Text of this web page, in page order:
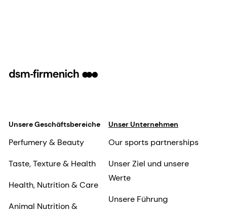
Unsere Geschäftsbereiche
Perfumery & Beauty
Taste, Texture & Health
Health, Nutrition & Care
Animal Nutrition &
Unser Unternehmen
Our sports partnerships
Unser Ziel und unsere
Werte
Unsere Führung